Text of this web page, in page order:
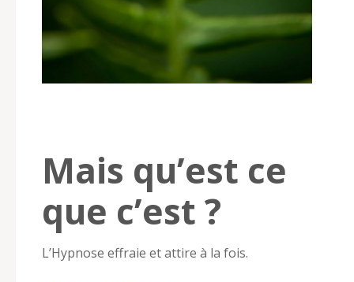
Mais qu’est ce
que c’est ?
L’Hypnose effraie et attire à la fois.